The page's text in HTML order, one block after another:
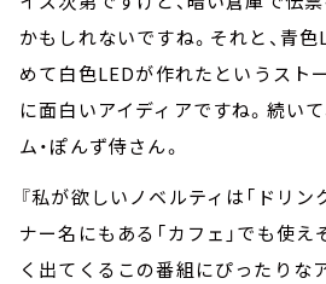
かもしれないですね。それと、青
めて白色LEDが作れたというスト
に面白いアイディアですね。続い
ム・ぽんず侍さん。
『私が欲しいノベルティは「ドリン
ナー名にもある「カフェ」でも使え
く出てくるこの番組にぴったりな